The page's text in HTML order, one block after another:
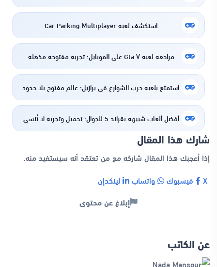
استكشف لعبة Car Parking Multiplayer
مراجعة لعبة Gta V على الموبايل: تجربة مفتوحة مذهلة
استمتع بلعبة حرب الشوارع في برازيل: عالم مفتوح بلا حدود
أفضل ألعاب شبيهة بقراند 5 للجوال: تحميل وتجربة لا تُنسى
شارك هذا المقال
إذا أعجبك هذا المقال شاركه مع من تعتقد أنه سيستفيد منه.
فيسبوك واتساب لينكدإن
إبلاغ عن محتوى
عن الكاتب